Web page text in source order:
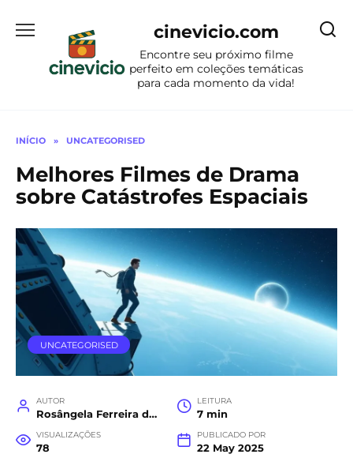
para
conteúdo
cinevicio.com
Encontre seu próximo filme
perfeito em coleções temáticas
para cada momento da vida!
INÍCIO » UNCATEGORISED
Melhores Filmes de Drama
sobre Catástrofes Espaciais
UNCATEGORISED
AUTOR
Rosângela Ferreira da Costa
LEITURA
7 min
VISUALIZAÇÕES
78
PUBLICADO POR
22 May 2025